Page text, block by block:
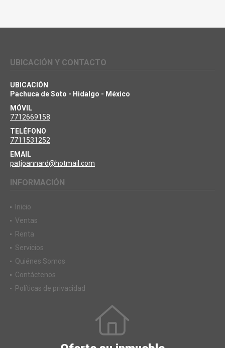
UBICACIÓN Y CONTACTO
UBICACIÓN
Pachuca de Soto - Hidalgo - México
MÓVIL
7712669158
TELÉFONO
7711531252
EMAIL
patjoannard@hotmail.com
INFORMACIÓN
Inicio
Ventas
Renta
Servicios
Quiénes Somos
Contáctenos
Políticas de privacidad